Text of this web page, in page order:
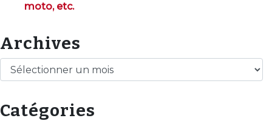
moto, etc.
Archives
Archives
Catégories